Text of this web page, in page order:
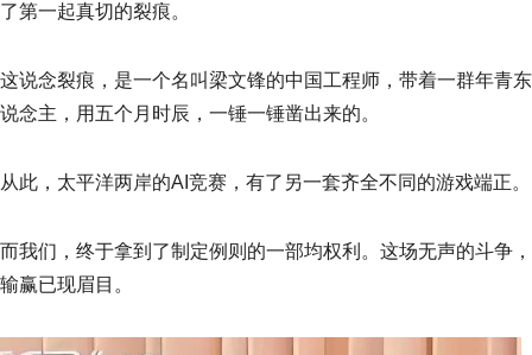
了第一起真切的裂痕。
这说念裂痕，是一个名叫梁文锋的中国工程师，带着一群年青东
说念主，用五个月时辰，一锤一锤凿出来的。
从此，太平洋两岸的AI竞赛，有了另一套齐全不同的游戏端正。
而我们，终于拿到了制定例则的一部均权利。这场无声的斗争，
输赢已现眉目。